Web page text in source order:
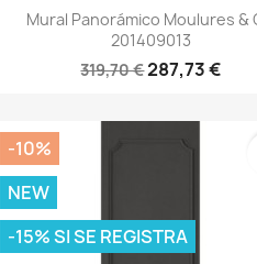
Vista rápida
Mural Panorámico Moulures &
201409013
319,70 €287,73 €
-10%
NEW
-15% SI SE REGISTRA